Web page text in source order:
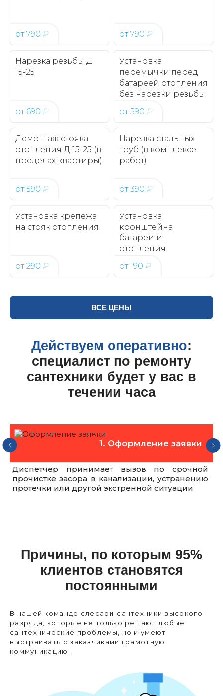
от790 ₽ от790 ₽
Нарезка резьбы Д
15-25
от 690 ₽
Установка
перемычки перед
батареей отопления
без нарезки резьбы
от590 ₽
Демонтаж стояка
отопления Д 15-25 (в
пределах квартиры)
от590 ₽
Нарезка стальных
труб (в комплексе
работ)
от390 ₽
Установка крепежа
на стояк отопления
от290 ₽
Установка
кронштейна
батареи и
отопления
от190 ₽
ВСЕ ЦЕНЫ
Действуем оперативно:
специалист по ремонту
сантехники будет у вас в
течении часа
1. Оформление заявки
Диспетчер принимает вызов по срочной
прочистке засора в канализации, устранению
протечки или другой экстренной ситуации
Причины, по которым 95%
клиентов становятся
постоянными
В нашей команде слесари-сантехники высокого
разряда, которые не только решают любые
сантехнические проблемы, но и умеют
выстраивать с заказчиками грамотную
коммуникацию.